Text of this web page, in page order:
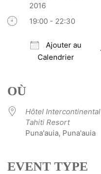
2016
19:00 - 22:30
Ajouter au
Calendrier
OÙ
Hôtel Intercontinental
Tahiti Resort
Puna'auia, Puna'auia
EVENT TYPE